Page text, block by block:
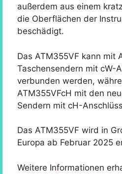
außerdem aus einem
die Oberflächen der
beschädigt.
Das ATM355VF kann mit
Taschensendern mit cW-
verbunden werden,
ATM355VFcH mit den
Sendern mit cH-
Das ATM355VF wird in
Europa ab Februar 2025
Weitere Informationen